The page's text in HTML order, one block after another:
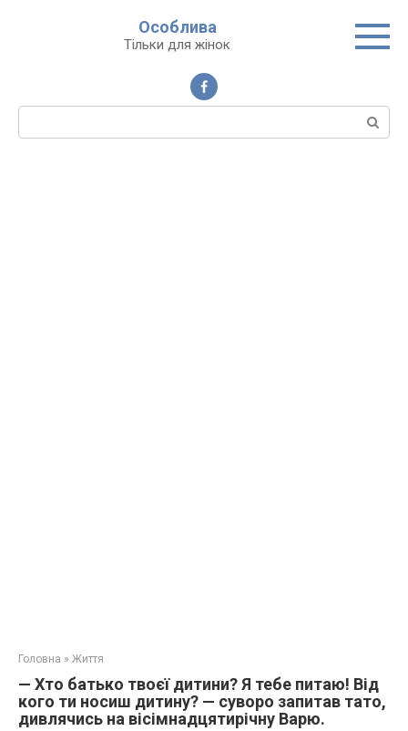
Особлива
Тільки для жінок
Пошук:
Головна » Життя
— Хто батько твоєї дитини? Я тебе питаю! Від
кого ти носиш дитину? — суворо запитав тато,
дивлячись на вісімнадцятирічну Варю.